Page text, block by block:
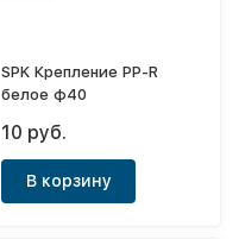
SPK Крепление PP-R
белое ф40
10 руб.
В корзину